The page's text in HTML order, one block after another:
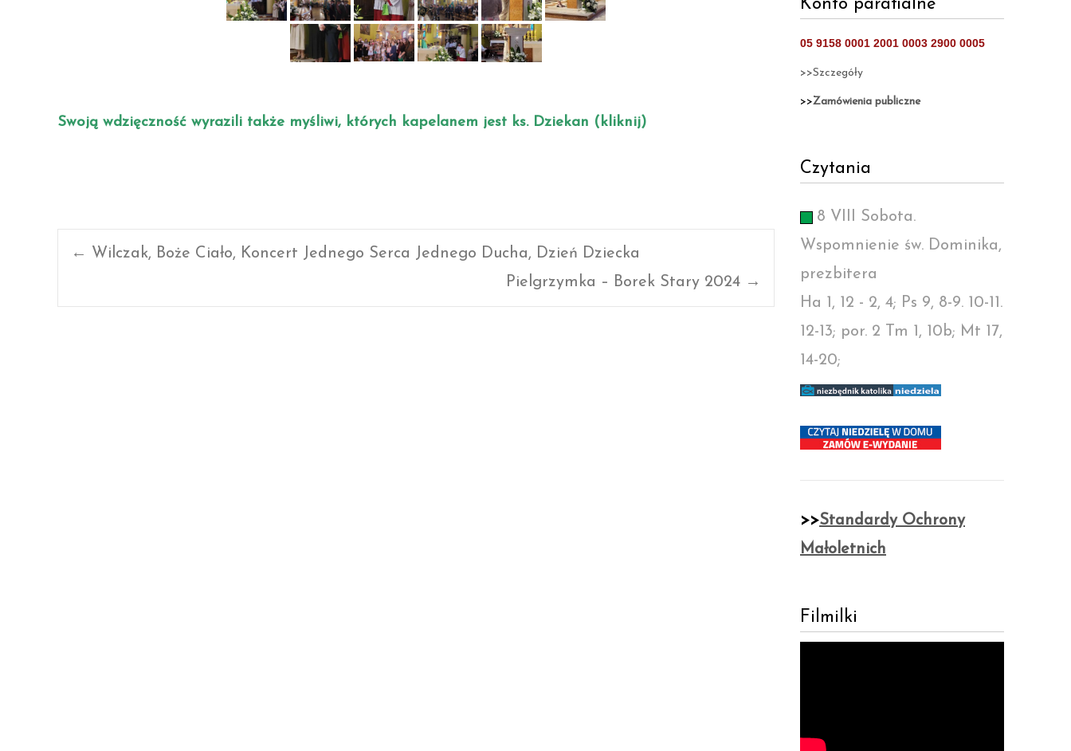
Swoją wdzięczność wyrazili także myśliwi, których kapelanem jest ks. Dziekan (kliknij)
Post
navigation
← Wilczak, Boże Ciało, Koncert Jednego Serca Jednego Ducha, Dzień Dziecka
Pielgrzymka – Borek Stary 2024 →
Konto parafialne
05 9158 0001 2001 0003 2900 0005
>>Szczegóły
>>Zamówienia publiczne
Czytania
8 VIII Sobota.
Wspomnienie św. Dominika,
prezbitera
Ha 1, 12 - 2, 4; Ps 9, 8-9. 10-11.
12-13; por. 2 Tm 1, 10b; Mt 17,
14-20;
>>Standardy Ochrony
Małoletnich
Filmilki